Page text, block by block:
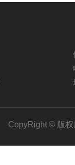
CopyRight © 版